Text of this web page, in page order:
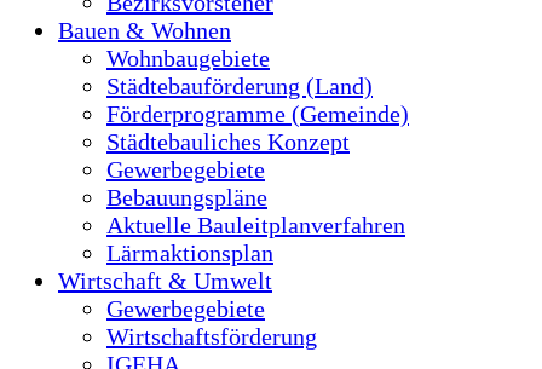
Bauen & Wohnen
Wohnbaugebiete
Städtebauförderung (Land)
Förderprogramme (Gemeinde)
Städtebauliches Konzept
Gewerbegebiete
Bebauungspläne
Aktuelle Bauleitplanverfahren
Lärmaktionsplan
Wirtschaft & Umwelt
Gewerbegebiete
Wirtschaftsförderung